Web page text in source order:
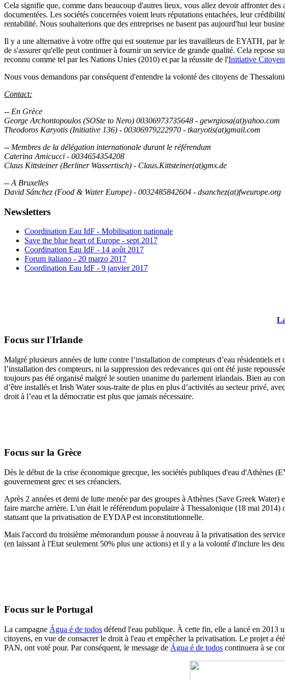
Cela signifie que, comme dans beaucoup d'autres lieux, vous allez devoir affronter
documentées. Les sociétés concernées voient leurs réputations entachées, leur
rentabilité. Nous souhaiterions que des entreprises ne basent pas aujourd'hui leur
Il y a une alternative à votre offre qui est soutenue par les travailleurs de EYATH, par
de s'assurer qu'elle peut continuer à fournir un service de grande qualité. Cela repose
reconnu comme tel par les Nations Unies (2010) et par la réussite de l'Initiative
Nous vous demandons par conséquent d'entendre la volonté des citoyens de
Contact:
-- En Grèce
George Archontopoulos (SOSte to Nero) 00306973735648 - gewrgiosa(at)yahoo.com
Theodoros Karyotis (Initiative 136) - 00306979222970 - tkaryotis(at)gmail.com
-- Membres de la délégation internationale durant le référendum
Caterina Amicucci - 0034654354208
Claus Kittsteiner (Berliner Wassertisch) - Claus.Kittsteiner(at)gmx.de
-- A Bruxelles
David Sánchez (Food & Water Europe) - 0032485842604 - dsanchez(at)fweurope.org
Newsletters
Coordination Eau IdF - Mobilisation nationale
Save the blue heart of Europe - sept 2017
Coordination Eau IdF - 14 août 2017
Forum italiano - 20 marzo 2017
Coordination Eau IdF - 9 janvier 2017
Focus sur l'Irlande
Malgré plusieurs années de lutte contre l’installation de compteurs d’eau résidentiels
l’installation des compteurs, ni la suppression des redevances qui ont été juste
toujours pas été organisé malgré le soutien unanime du parlement irlandais. Bien au
d’être installés et Irish Water sous-traite de plus en plus d’activités au secteur privé,
droit à l’eau et la démocratie est plus que jamais nécessaire.
Focus sur la Grèce
Dès le début de la crise économique grecque, les sociétés publiques d'eau d'Athènes
gouvernement grec et ses créanciers.
Après 2 années et demi de lutte menée par des groupes à Athènes (Save Greek
faire marche arrière. L'un était le référendum populaire à Thessalonique (18 mai
statuant que la privatisation de EYDAP est inconstitutionnelle.
Mais l'accord du troisième mémorandum pousse à nouveau à la privatisation des
(en laissant à l'Etat seulement 50% plus une actions) et il y a la volonté d'inclure les
Focus sur le Portugal
La campagne Água é de todos défend l'eau publique. À cette fin, elle a lancé en 2013
citoyens, en vue de consacrer le droit à l'eau et empêcher la privatisation. Le projet a
PAN, ont voté pour. Par conséquent, le message de Água é de todos continuera à se